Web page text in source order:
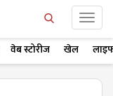
वेब स्टोरीज खेल